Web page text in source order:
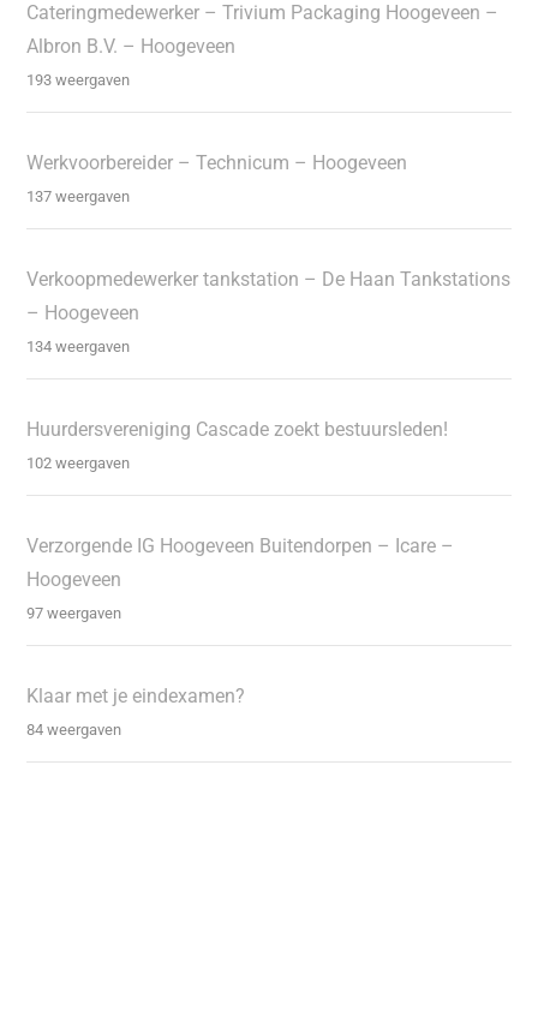
Cateringmedewerker – Trivium Packaging Hoogeveen –
Albron B.V. – Hoogeveen
193 weergaven
Werkvoorbereider – Technicum – Hoogeveen
137 weergaven
Verkoopmedewerker tankstation – De Haan Tankstations
– Hoogeveen
134 weergaven
Huurdersvereniging Cascade zoekt bestuursleden!
102 weergaven
Verzorgende IG Hoogeveen Buitendorpen – Icare –
Hoogeveen
97 weergaven
Klaar met je eindexamen?
84 weergaven